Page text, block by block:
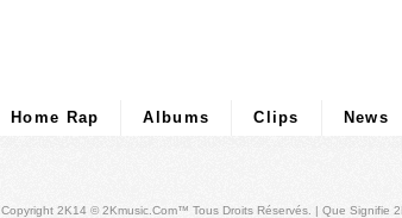
Home Rap Albums Clips News
Copyright 2K14 © 2Kmusic.com™ Tous Droits Réservés . | Que Signifie